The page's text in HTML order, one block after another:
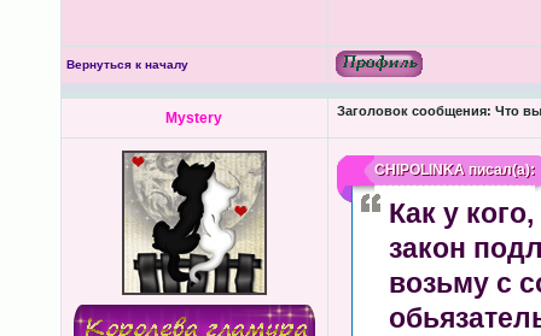
Вернуться к началу
Mystery Заголовок сообщения: Что
CHIPOLINKAписал(а):
Как у
закон
возьму с